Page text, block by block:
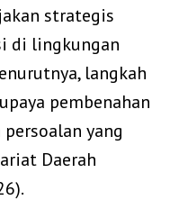
strategis
di lingkungan
langkah
pembenahan
yang
Daerah